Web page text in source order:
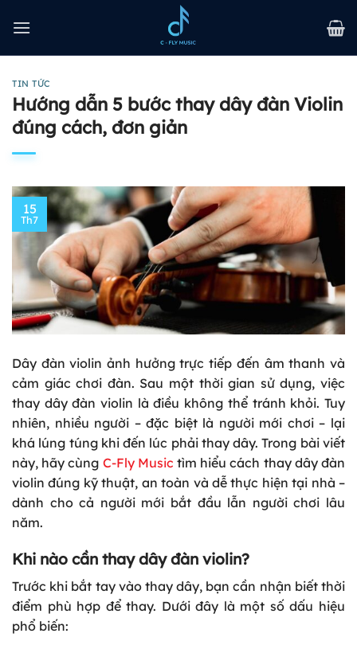
qua
TIN TỨC
Hướng dẫn 5 bước thay dây đàn Violin
đúng cách, đơn giản
15
Th7
Dây đàn violin ảnh hưởng trực tiếp đến âm thanh và
cảm giác chơi đàn. Sau một thời gian sử dụng, việc
thay dây đàn violin là điều không thể tránh khỏi. Tuy
nhiên, nhiều người – đặc biệt là người mới chơi – lại
khá lúng túng khi đến lúc phải thay dây. Trong bài viết
này, hãy cùng C-Fly Music tìm hiểu cách thay dây đàn
violin đúng kỹ thuật, an toàn và dễ thực hiện tại nhà –
dành cho cả người mới bắt đầu lẫn người chơi lâu
năm.
Khi nào cần thay dây đàn violin?
Trước khi bắt tay vào thay dây, bạn cần nhận biết thời
điểm phù hợp để thay. Dưới đây là một số dấu hiệu
phổ biến: